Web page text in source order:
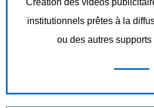
Création des vidéos
institutionnels prêtes à la
ou des autres